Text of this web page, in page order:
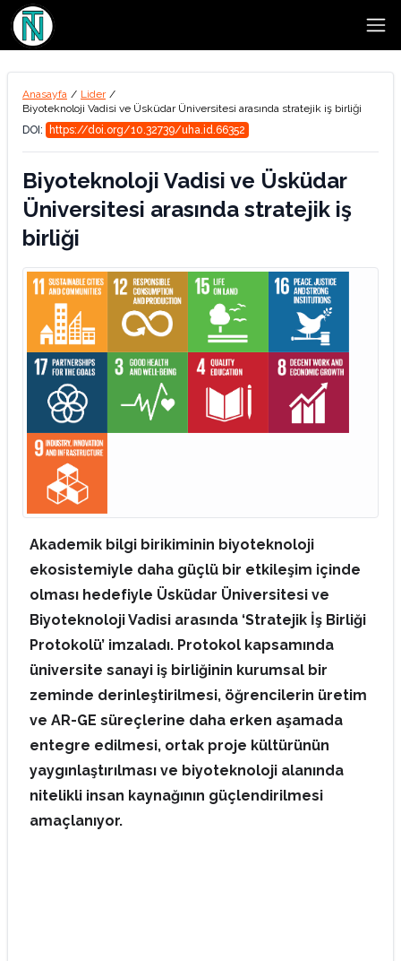
Anasayfa / Lider /
Biyoteknoloji Vadisi ve Üsküdar Üniversitesi arasında stratejik iş birliği
DOI:
https://doi.org/10.32739/uha.id.66352
Biyoteknoloji Vadisi ve Üsküdar
Üniversitesi arasında stratejik iş
birliği
Akademik bilgi birikiminin biyoteknoloji
ekosistemiyle daha güçlü bir etkileşim içinde
olması hedefiyle Üsküdar Üniversitesi ve
Biyoteknoloji Vadisi arasında ‘Stratejik İş Birliği
Protokolü’ imzaladı. Protokol kapsamında
üniversite sanayi iş birliğinin kurumsal bir
zeminde derinleştirilmesi, öğrencilerin üretim
ve AR-GE süreçlerine daha erken aşamada
entegre edilmesi, ortak proje kültürünün
yaygınlaştırılması ve biyoteknoloji alanında
nitelikli insan kaynağının güçlendirilmesi
amaçlanıyor.